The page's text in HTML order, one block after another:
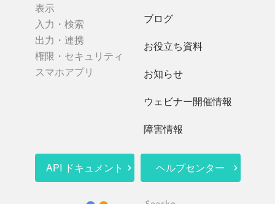
表示
入力・検索
出力・連携
権限・セキュリティ
スマホアプリ
ブログ
お役立ち資料
お知らせ
ウェビナー開催情報
障害情報
API ドキュメント ヘルプセンター